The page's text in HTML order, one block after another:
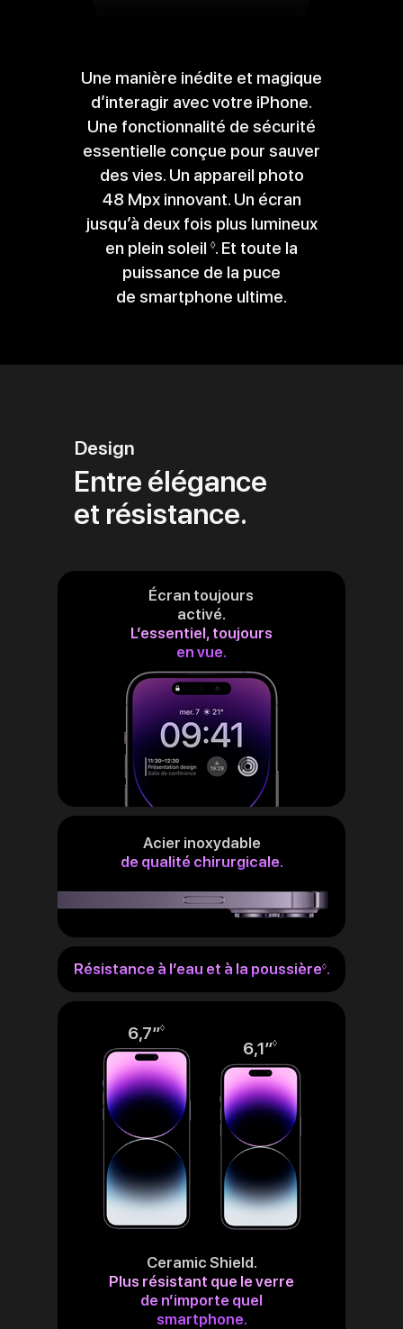
Une manière inédite et magique
d’interagir avec votre iPhone.
Une fonctionnalité de sécurité
essentielle conçue pour sauver
des vies. Un appareil photo
48 Mpx innovant. Un écran
jusqu’à deux fois plus lumineux
en plein soleil ◊Renvoi
aux
mentions
. Et toute la
puissance de la puce
de smartphone ultime.
Design
Entre élégance
et résistance.
Écran toujours
activé.
L’essentiel, toujours
en vue.
Acier inoxydable
de qualité chirurgicale.
Résistance à l’eau et à la poussière◊.
aux
mentions
6,7″◊
aux
mentions
légales
6,1″◊
aux
mentions
légales
Ceramic Shield.
Plus résistant que le verre
de n’importe quel
smartphone.